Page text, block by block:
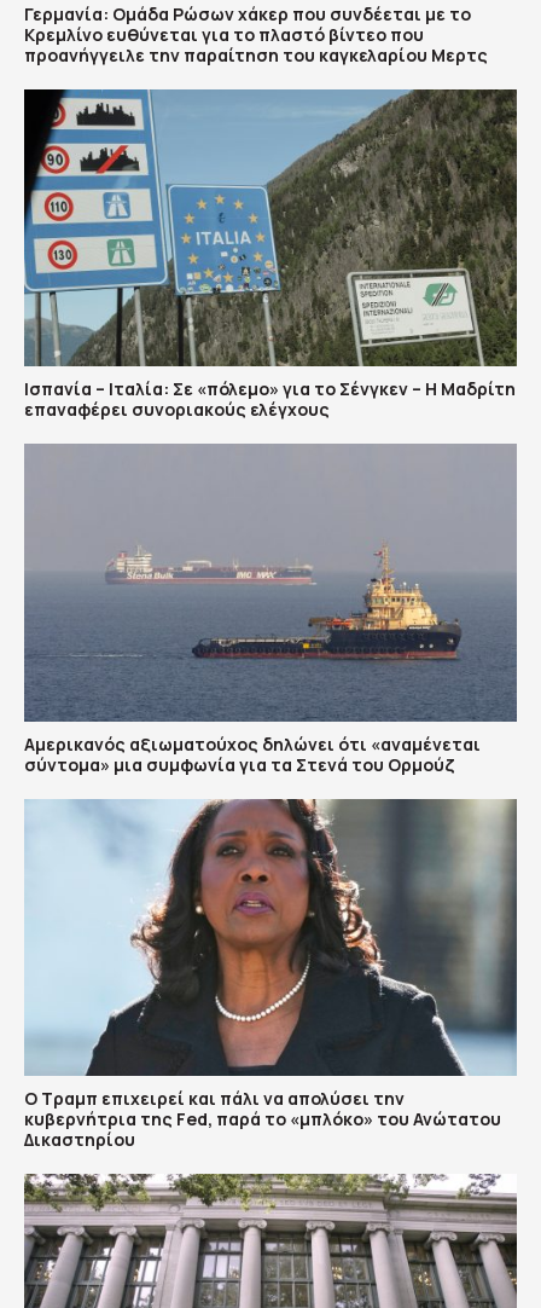
Γερμανία: Ομάδα Ρώσων χάκερ που συνδέεται με το
Κρεμλίνο ευθύνεται για το πλαστό βίντεο που
προανήγγειλε την παραίτηση του καγκελαρίου Μερτς
Ισπανία – Ιταλία: Σε «πόλεμο» για το Σένγκεν – Η Μαδρίτη
επαναφέρει συνοριακούς ελέγχους
Αμερικανός αξιωματούχος δηλώνει ότι «αναμένεται
σύντομα» μια συμφωνία για τα Στενά του Ορμούζ
Ο Τραμπ επιχειρεί και πάλι να απολύσει την
κυβερνήτρια της Fed, παρά το «μπλόκο» του Ανώτατου
Δικαστηρίου